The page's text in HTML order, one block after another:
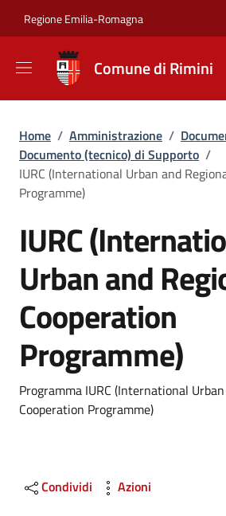
Regione Emilia-Romagna
Comune di Rimini
Briciole di pane
Home / Amministrazione /
Documento (tecnico) di Supporto /
IURC (International Urban and
Programme)
IURC
Urban and
Cooperation
Programme)
Dettagli
Programma IURC (International
Cooperation Programme)
Condividi Azioni